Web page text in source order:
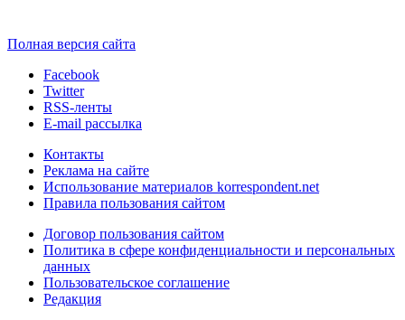
Полная версия сайта
Facebook
Twitter
RSS-ленты
E-mail рассылка
Контакты
Реклама на сайте
Использование материалов korrespondent.net
Правила пользования сайтом
Договор пользования сайтом
Политика в сфере конфиденциальности и персональных
данных
Пользовательское соглашение
Редакция